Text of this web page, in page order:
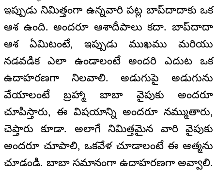
ఇప్పుడు నిమిత్తంగా ఉన్నవారి పట్ల బాప్‌దాదాకు ఒక
ఆశ ఉంది. అందరూ ఆశాదీపాలు కదా. బాప్‌దాదా
ఆశ ఏమిటంటే, ఇప్పుడు ముఖము మరియు
నడవడిక ఎలా ఉండాలంటే అందరి ఎదుట ఒక
ఉదాహరణగా నిలవాలి. అడుగుపై అడుగును
వేయాలంటే బ్రహ్మా బాబా వైపుకు అందరూ
చూపిస్తారు, ఈ విషయాన్ని అందరూ నమ్ముతారు,
చెప్తారు కూడా. అలాగే నిమిత్తమైన వారి వైపుకు
అందరూ చూపాలి, ఒకవేళ చూడాలంటే ఈ ఆత్మను
చూడండి. బాబా సమానంగా ఉదాహరణగా అవ్వాలి.